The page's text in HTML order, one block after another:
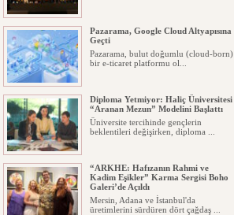
Pazarama, Google Cloud Altyapısına
Geçti
Pazarama, bulut doğumlu (cloud-born)
bir e-ticaret platformu ol...
Diploma Yetmiyor: Haliç Üniversitesi
“Aranan Mezun” Modelini Başlattı
Üniversite tercihinde gençlerin
beklentileri değişirken, diploma ...
“ARKHE: Hafızanın Rahmi ve
Kadim Eşikler” Karma Sergisi Boho
Galeri’de Açıldı
Mersin, Adana ve İstanbul'da
üretimlerini sürdüren dört çağdaş ...